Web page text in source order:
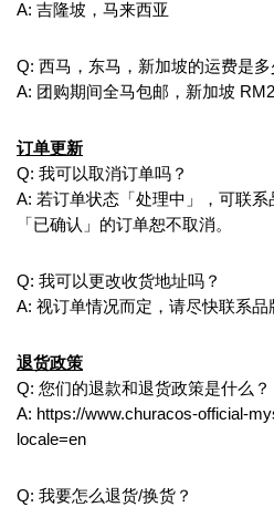
A: 吉隆坡，马来西亚
Q: 西马，东马，新加坡的运费是多
A: 团购期间全马包邮，新加坡
订单更新
Q: 我可以取消订单吗？
A: 若订单状态「处理中」，可联
「已确认」的订单恕不取消。
Q: 我可以更改收货地址吗？
A: 视订单情况而定，请尽快联系品
退货政策
Q: 您们的退款和退货政策是什么？
A: https://www.churacos-official-
locale=en
Q: 我要怎么退货/换货？